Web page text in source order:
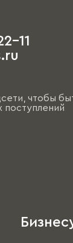
11
чтобы
поступлений